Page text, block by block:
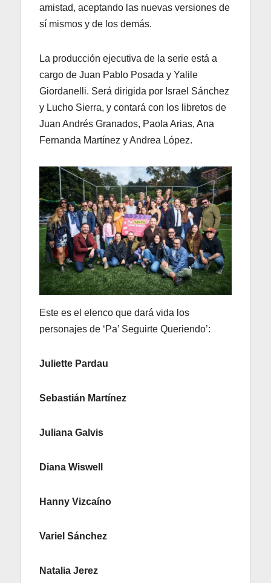
amistad, aceptando las nuevas versiones de
sí mismos y de los demás.
La producción ejecutiva de la serie está a
cargo de Juan Pablo Posada y Yalile
Giordanelli. Será dirigida por Israel Sánchez
y Lucho Sierra, y contará con los libretos de
Juan Andrés Granados, Paola Arias, Ana
Fernanda Martínez y Andrea López.
Este es el elenco que dará vida los
personajes de ‘Pa’ Seguirte Queriendo’:
Juliette Pardau
Sebastián Martínez
Juliana Galvis
Diana Wiswell
Hanny Vizcaíno
Variel Sánchez
Natalia Jerez